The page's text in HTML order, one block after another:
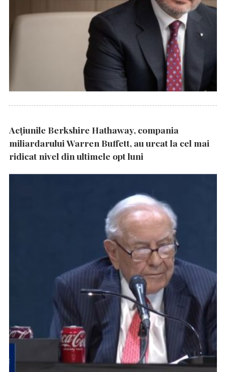
Acțiunile Berkshire Hathaway, compania
miliardarului Warren Buffett, au urcat la cel mai
ridicat nivel din ultimele opt luni